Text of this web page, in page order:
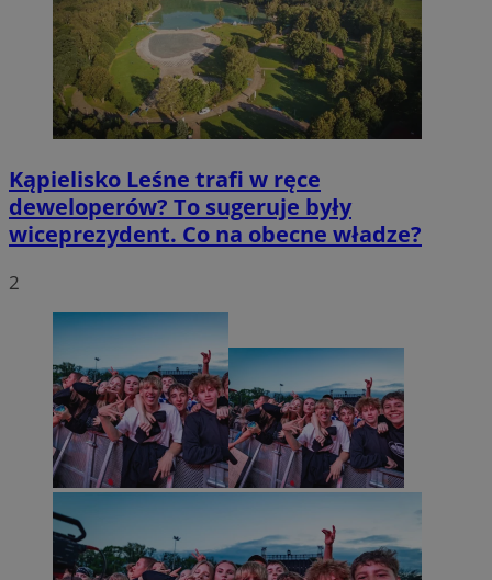
Kąpielisko Leśne trafi w ręce
deweloperów? To sugeruje były
wiceprezydent. Co na obecne władze?
2